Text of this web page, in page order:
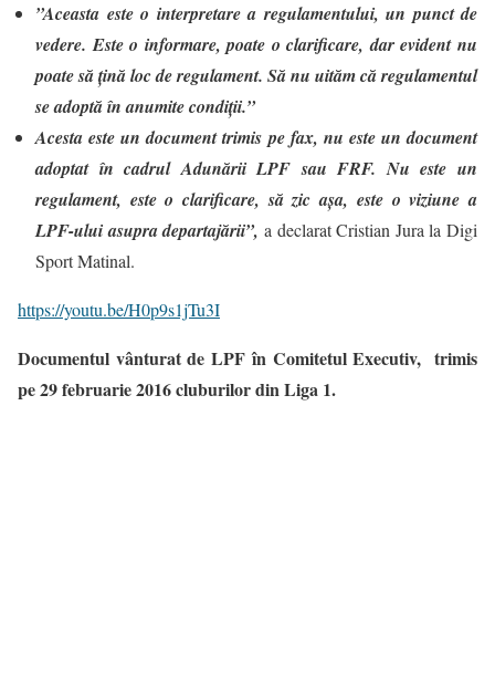
”Aceasta este o interpretare a regulamentului, un punct de
vedere. Este o informare, poate o clarificare, dar evident nu
poate să țină loc de regulament. Să nu uităm că regulamentul
se adoptă în anumite condiții.”
Acesta este un document trimis pe fax, nu este un document
adoptat în cadrul Adunării LPF sau FRF. Nu este un
regulament, este o clarificare, să zic așa, este o viziune a
LPF-ului asupra departajării”, a declarat Cristian Jura la Digi
Sport Matinal.
https://youtu.be/H0p9s1jTu3I
Documentul vânturat de LPF în Comitetul Executiv, trimis
pe 29 februarie 2016 cluburilor din Liga 1.